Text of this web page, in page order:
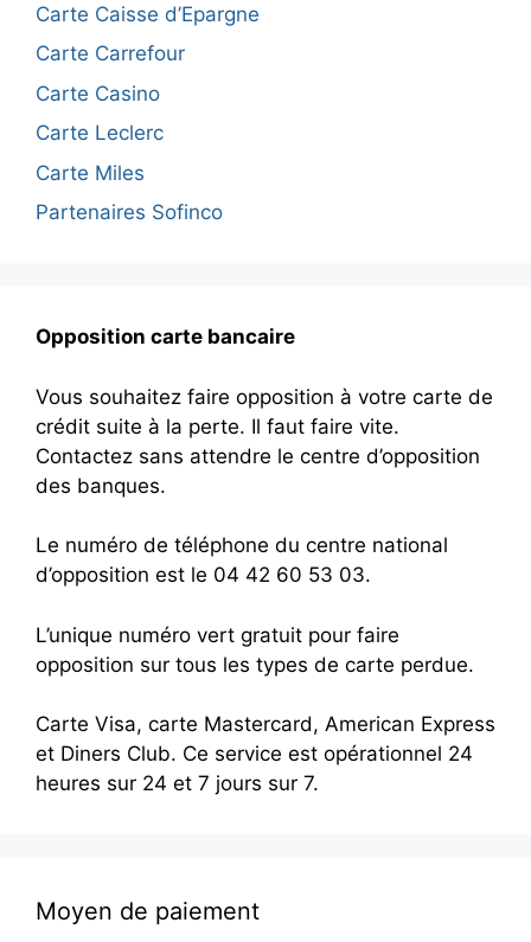
Carte Caisse d’Epargne
Carte Carrefour
Carte Casino
Carte Leclerc
Carte Miles
Partenaires Sofinco
Opposition carte bancaire
Vous souhaitez faire opposition à votre carte de
crédit suite à la perte. Il faut faire vite.
Contactez sans attendre le centre d’opposition
des banques.
Le numéro de téléphone du centre national
d’opposition est le 04 42 60 53 03.
L’unique numéro vert gratuit pour faire
opposition sur tous les types de carte perdue.
Carte Visa, carte Mastercard, American Express
et Diners Club. Ce service est opérationnel 24
heures sur 24 et 7 jours sur 7.
Moyen de paiement